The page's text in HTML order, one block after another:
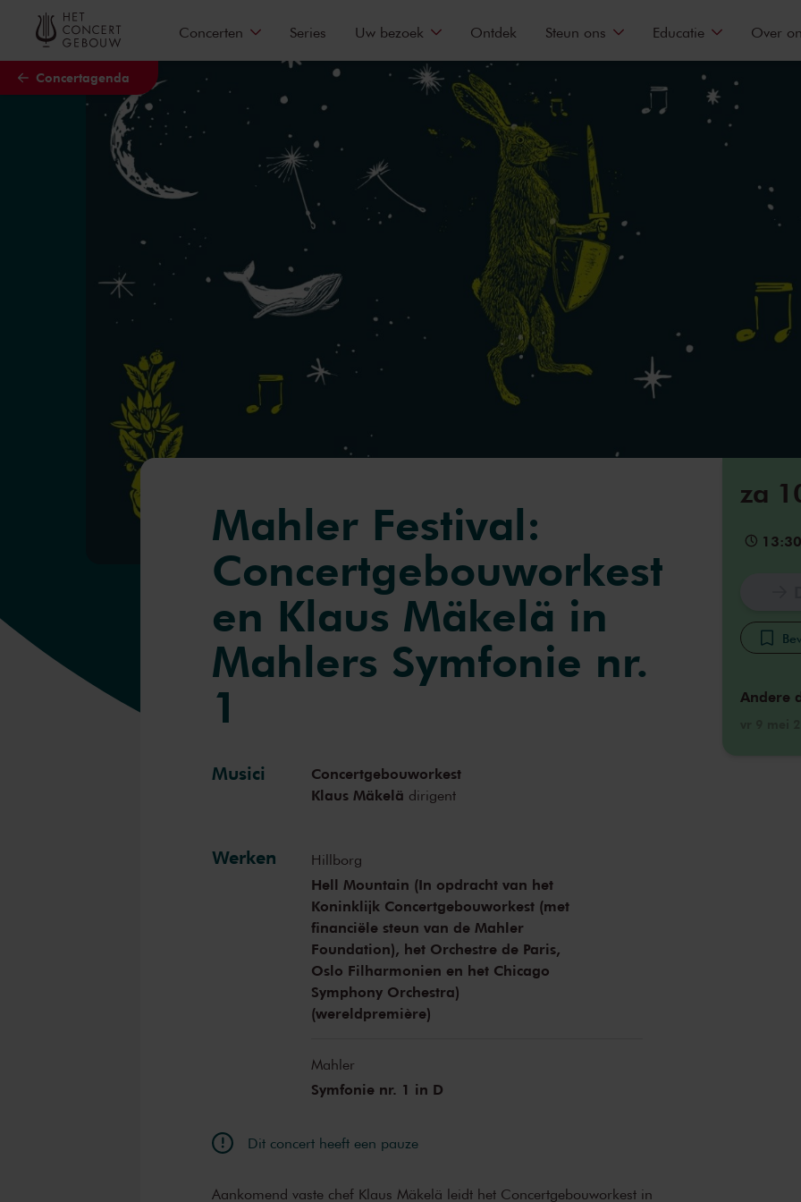
Naar hoofdcontent
Concertagenda
Concerten Series Uw bezoek Ontdek Steun ons Educatie Over
za
13:30
Andere
Mahler Festival:
Concertgebouworkest
en Klaus Mäkelä in
Mahlers Symfonie nr.
1
Musici
Concertgebouworkest
Klaus Mäkelä dirigent
Werken Hillborg
Hell Mountain (In opdracht van het
Koninklijk Concertgebouworkest (met
financiële steun van de Mahler
Foundation), het Orchestre de Paris,
Oslo Filharmonien en het Chicago
Symphony Orchestra)
(wereldpremière)
Mahler
Symfonie nr. 1 in D
Dit concert heeft een pauze
Aankomend vaste chef Klaus Mäkelä leidt het Concertgebouworkest in